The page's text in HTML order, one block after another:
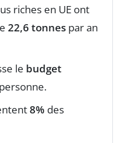
riches en UE ont
22,6 tonnes par an
le budget
8% des